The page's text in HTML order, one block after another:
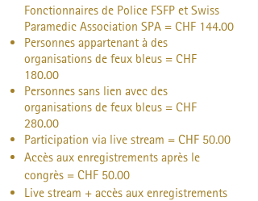
Fonctionnaires de Police FSFP et Swiss
Paramedic Association SPA = CHF 144.00
Personnes appartenant à des
organisations de feux bleus = CHF
180.00
Personnes sans lien avec des
organisations de feux bleus = CHF
280.00
Participation via live stream = CHF 50.00
Accès aux enregistrements après le
congrès = CHF 50.00
Live stream + accès aux enregistrements